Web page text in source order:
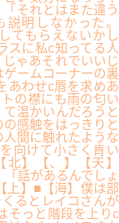
それとはまた違う
明しなかった。
てもらえないかし
スに私c知ってる人
ゃあそれでいいじ
ームコーナーの裏
あわせc唇を求めあ
の襟にも雨の匂い
温かいんだろうと
感触をはっきりと
間に触れたような
向けて小さく肯い
】【、】【天】
話があるんでしょ
上】■【海】僕は部
るとレイコさんが
そっと階段を上りc